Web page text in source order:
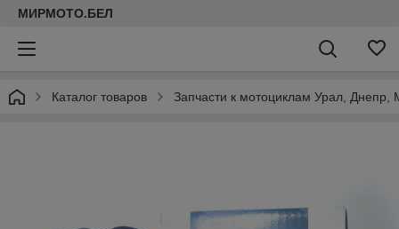
МИРМОТО.БЕЛ
Каталог товаров Запчасти к мотоциклам Урал, Днепр,